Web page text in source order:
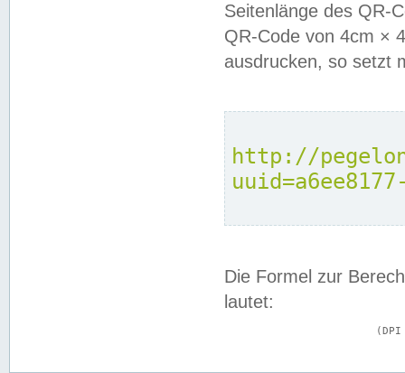
Seitenlänge des QR-
QR-Code von 4cm ×
ausdrucken, so setzt
http://
Die Formel zur
lautet: